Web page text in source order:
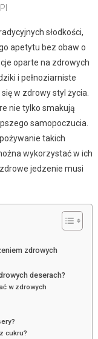
słodkości,
apetytu bez obaw o
oparte na zdrowych
i pełnoziarniste
w zdrowy styl życia.
nie tylko smakują
samopoczucia.
takich
wykorzystać w ich
jedzenie musi
zdrowych
deserach?
w zdrowych
cukru?